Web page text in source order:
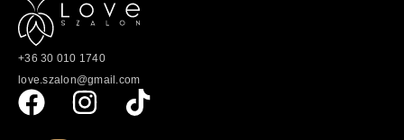
+36 30 010 1740
love.szalon@gmail.com